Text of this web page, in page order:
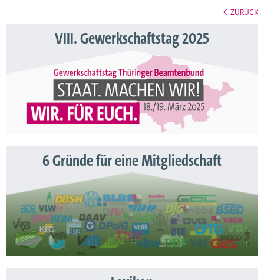
ZURÜCK
VIII. Gewerkschaftstag 2025
6 Gründe für eine Mitgliedschaft